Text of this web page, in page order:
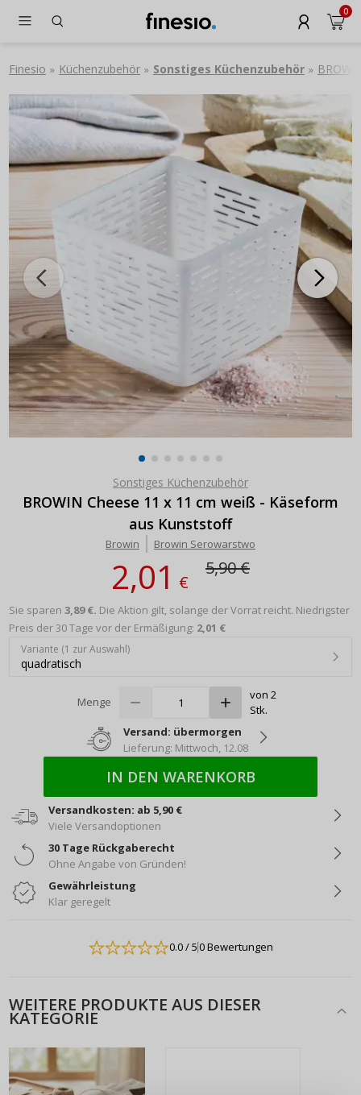
0
Finesio » Küchenzubehör » Sonstiges Küchenzubehör »
Sonstiges Küchenzubehör
BROWIN Cheese 11 x 11 cm weiß - Käseform
aus Kunststoff
Browin Browin Serowarstwo
2,01€
5,90 €
Sie sparen 3,89 €. Die Aktion gilt, solange der Vorrat reicht. Niedrigster
Preis der 30 Tage vor der Ermäßigung: 2,01 €
Variante (1 zur Auswahl)
quadratisch
Menge
von 2
Stk.
Versand: übermorgen
Lieferung: Mittwoch, 12.08
IN DEN WARENKORB
Versandkosten: ab 5,90 €
Viele Versandoptionen
30 Tage Rückgaberecht
Ohne Angabe von Gründen!
Gewährleistung
Klar geregelt
0.0/ 50 Bewertungen
WEITERE PRODUKTE AUS DIESER
KATEGORIE
ANMELDEN